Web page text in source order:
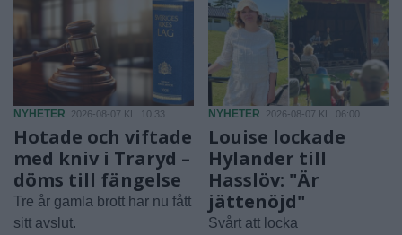
NYHETER 2026-08-07 KL. 10:33
Hotade och viftade
med kniv i Traryd –
döms till fängelse
Tre år gamla brott har nu fått
sitt avslut.
NYHETER 2026-08-07 KL. 06:00
Louise lockade
Hylander till
Hasslöv: "Är
jättenöjd"
Svårt att locka